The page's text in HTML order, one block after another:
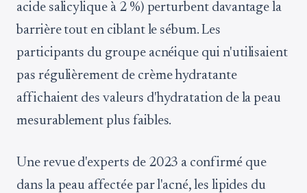
acide salicylique à 2 %) perturbent davantage la
barrière tout en ciblant le sébum. Les
participants du groupe acnéique qui n'utilisaient
pas régulièrement de crème hydratante
affichaient des valeurs d'hydratation de la peau
mesurablement plus faibles.
Une revue d'experts de 2023 a confirmé que
dans la peau affectée par l'acné, les lipides du